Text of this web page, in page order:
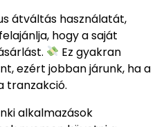
átváltás használatát,
hogy a saját
Ez gyakran
ezért jobban járunk, ha a
tranzakció.
alkalmazások